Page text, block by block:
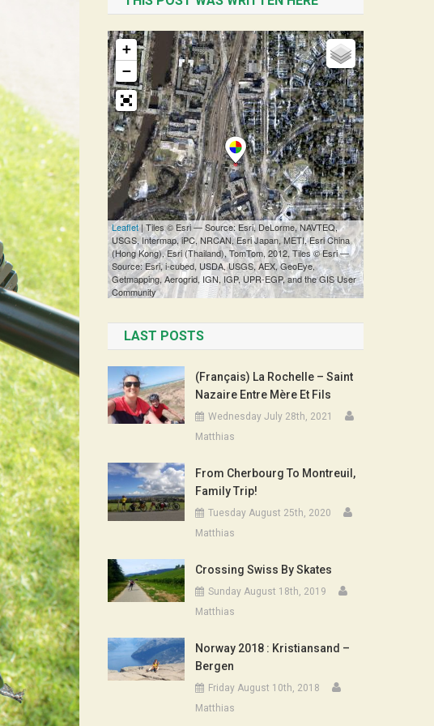
LAST POSTS
(Français) La Rochelle – Saint
Nazaire Entre Mère Et Fils
Wednesday July 28th, 2021
Matthias
From Cherbourg To Montreuil,
Family Trip!
Tuesday August 25th, 2020
Matthias
Crossing Swiss By Skates
Sunday August 18th, 2019
Matthias
Norway 2018 : Kristiansand –
Bergen
Friday August 10th, 2018
Matthias